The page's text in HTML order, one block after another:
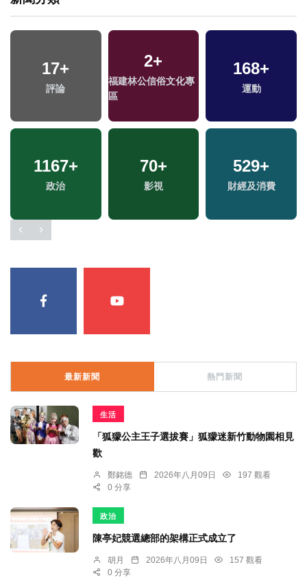
17+
評論
2+
福建林公信俗文化專
區
168+
運動
1167+
政治
70+
影視
529+
財經及消費
最新新聞 熱門新聞
生活
「狐獴公主王子選拔賽」狐獴迷新竹動物園相見
歡
鄭銘德 2026年八月09日
197 觀看
0 分享
政治
陳亭妃競選總部的架構正式成立了
胡月 2026年八月09日
157 觀看
0 分享